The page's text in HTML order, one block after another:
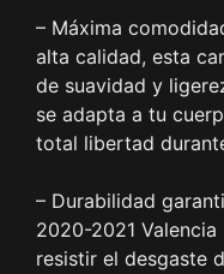
– Máxima
alta calidad, esta
de suavidad y
se adapta a tu
total libertad
– Durabilidad
2020-2021
resistir el desgaste